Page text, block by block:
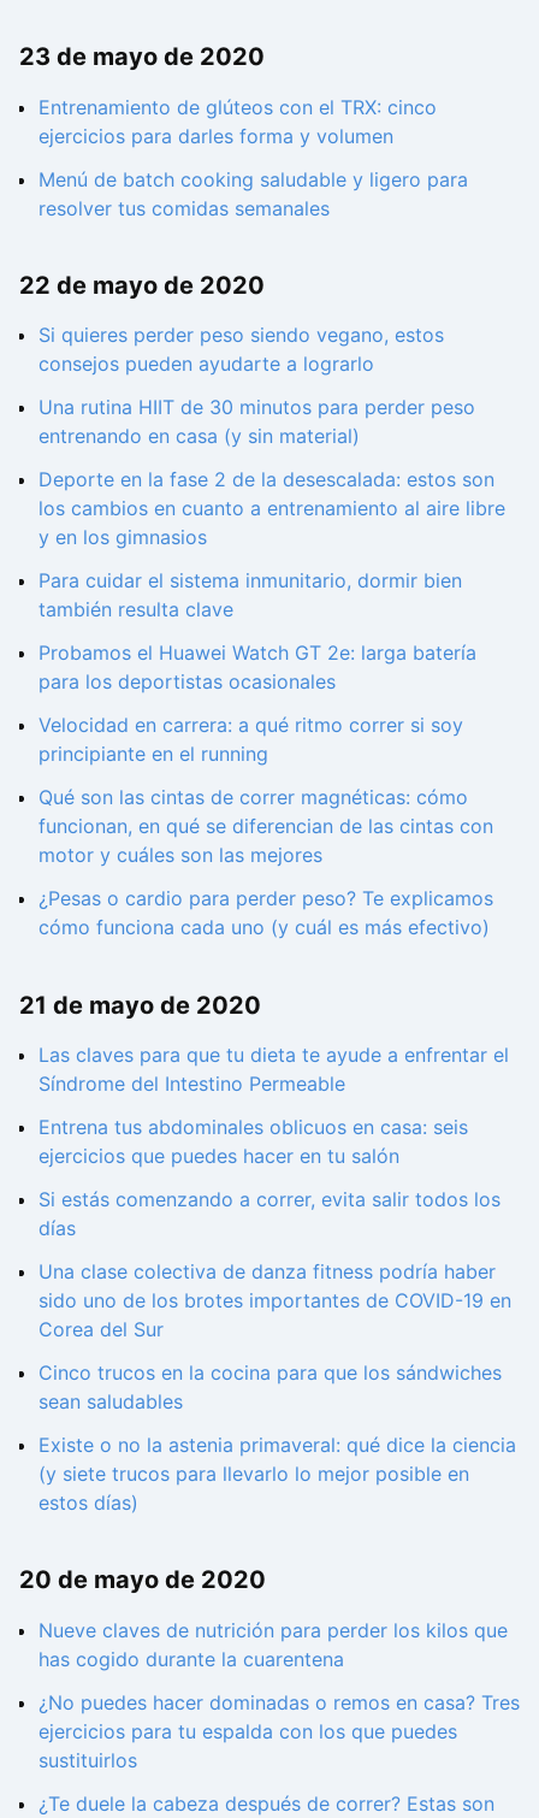
23 de mayo de 2020
Entrenamiento de glúteos con el TRX: cinco
ejercicios para darles forma y volumen
Menú de batch cooking saludable y ligero para
resolver tus comidas semanales
22 de mayo de 2020
Si quieres perder peso siendo vegano, estos
consejos pueden ayudarte a lograrlo
Una rutina HIIT de 30 minutos para perder peso
entrenando en casa (y sin material)
Deporte en la fase 2 de la desescalada: estos son
los cambios en cuanto a entrenamiento al aire libre
y en los gimnasios
Para cuidar el sistema inmunitario, dormir bien
también resulta clave
Probamos el Huawei Watch GT 2e: larga batería
para los deportistas ocasionales
Velocidad en carrera: a qué ritmo correr si soy
principiante en el running
Qué son las cintas de correr magnéticas: cómo
funcionan, en qué se diferencian de las cintas con
motor y cuáles son las mejores
¿Pesas o cardio para perder peso? Te explicamos
cómo funciona cada uno (y cuál es más efectivo)
21 de mayo de 2020
Las claves para que tu dieta te ayude a enfrentar el
Síndrome del Intestino Permeable
Entrena tus abdominales oblicuos en casa: seis
ejercicios que puedes hacer en tu salón
Si estás comenzando a correr, evita salir todos los
días
Una clase colectiva de danza fitness podría haber
sido uno de los brotes importantes de COVID-19 en
Corea del Sur
Cinco trucos en la cocina para que los sándwiches
sean saludables
Existe o no la astenia primaveral: qué dice la ciencia
(y siete trucos para llevarlo lo mejor posible en
estos días)
20 de mayo de 2020
Nueve claves de nutrición para perder los kilos que
has cogido durante la cuarentena
¿No puedes hacer dominadas o remos en casa? Tres
ejercicios para tu espalda con los que puedes
sustituirlos
¿Te duele la cabeza después de correr? Estas son